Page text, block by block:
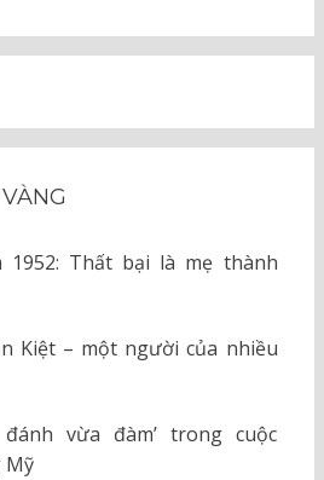
1952: Thất bại là mẹ thành
Kiệt – một người của nhiều
vừa đàm’ trong cuộc
Mỹ